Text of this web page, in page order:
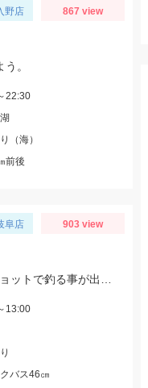
野店 867 view
。
22:30
（海）
前後
阜店 903 view
13:00
バス46㎝